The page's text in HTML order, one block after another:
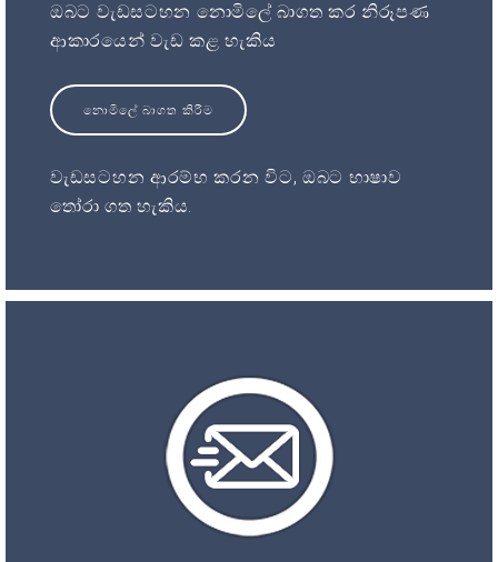
ඔබට වැඩසටහන නොමිලේ බාගත කර නිරූපණ
ආකාරයෙන් වැඩ කළ හැකිය
නොමිලේ බාගත කිරීම
වැඩසටහන ආරම්භ කරන විට, ඔබට භාෂාව
තෝරා ගත හැකිය.